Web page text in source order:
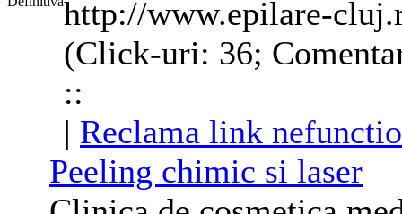
http://www.epilare-
(Click-uri: 36;
::
| Reclama link
Peeling chimic si laser